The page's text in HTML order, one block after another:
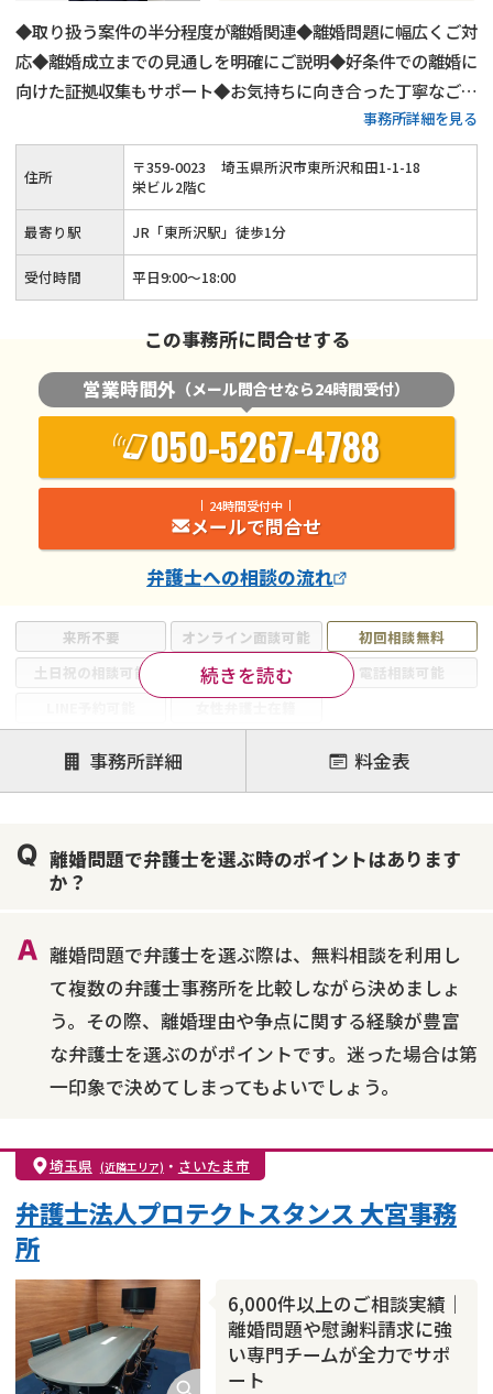
◆取り扱う案件の半分程度が離婚関連◆離婚問題に幅広くご対
応◆離婚成立までの見通しを明確にご説明◆好条件での離婚に
向けた証拠収集もサポート◆お気持ちに向き合った丁寧なご対
応◆初回相談無料◆夜間や土日祝日の相談も可◆「東所沢駅」
から徒歩1分
事務所詳細を見る
来所不要 オンライン面談可能
初回相談無料
土日祝の相談可能
19時以降電話可能
電話相談可能
注力案件
離婚前相談
離婚調停
離婚裁判
不貞・不倫慰謝料請求
国際離婚
養育費問題
財産分与
続きを読む
住所 〒359-0023
埼玉県所沢市東所沢和田1-1-18
栄ビル2階C
最寄り駅 JR「東所沢駅」徒歩1分
受付時間 平日9:00～18:00
この事務所に問合せする
営業時間外 （メール問合せなら24時間受付）
050-5267-4788
24時間受付中
メールで問合せ
弁護士への相談の流れ
事務所詳細 料金表
離婚問題で弁護士を選ぶ時のポイントはあります
か？
離婚問題で弁護士を選ぶ際は、無料相談を利用し
て複数の弁護士事務所を比較しながら決めましょ
う。その際、離婚理由や争点に関する経験が豊富
な弁護士を選ぶのがポイントです。迷った場合は第
一印象で決めてしまってもよいでしょう。
埼玉県 (近隣エリア) ・ さいたま市
6,000件以上のご相談実績｜
離婚問題や慰謝料請求に強
い専門チームが全力でサポ
ート
弁護士法人プロテクトスタンス 大宮事務
所